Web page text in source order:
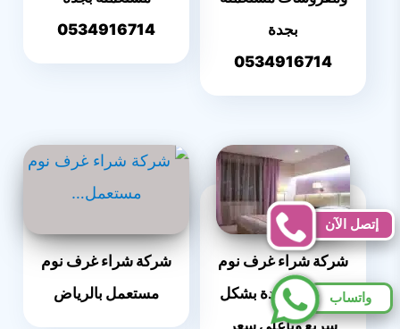
بجدة
0534916714
0534916714
شركة شراء غرف نوم
مستعمل بجدة بشكل
شركة شراء غرف نوم
مستعمل بالرياض
إتصل الآن
واتساب